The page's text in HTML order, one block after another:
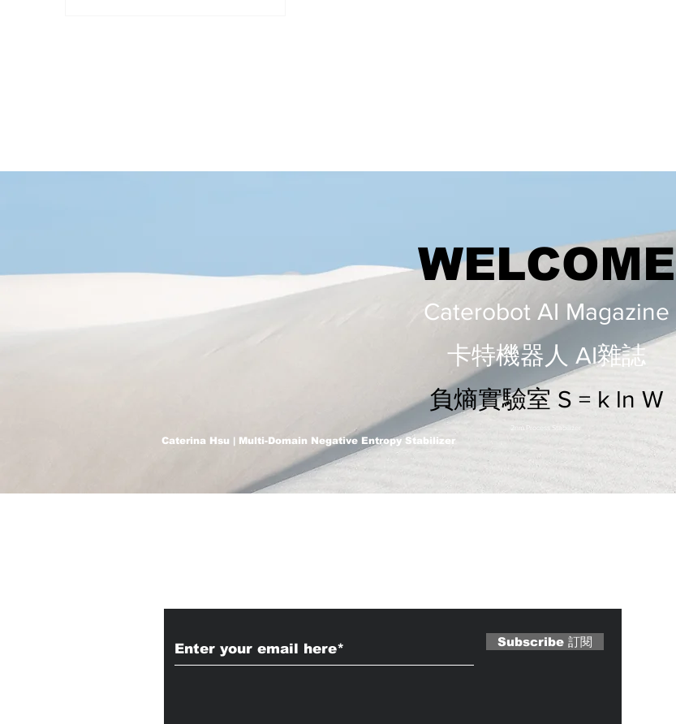
WELCOME
Caterobot AI Magazine
​​卡特機器人 AI雜誌
負熵實驗室 S = k ln W
2nm Process Stabilizer
Caterina Hsu | Multi-Domain Negative Entropy Stabilizer
Subscribe 訂閱